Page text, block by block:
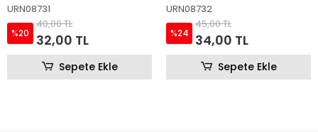
URN08731
%20
40,00 TL
32,00 TL
Sepete Ekle
URN08732
%24
45,00 TL
34,00 TL
Sepete Ekle